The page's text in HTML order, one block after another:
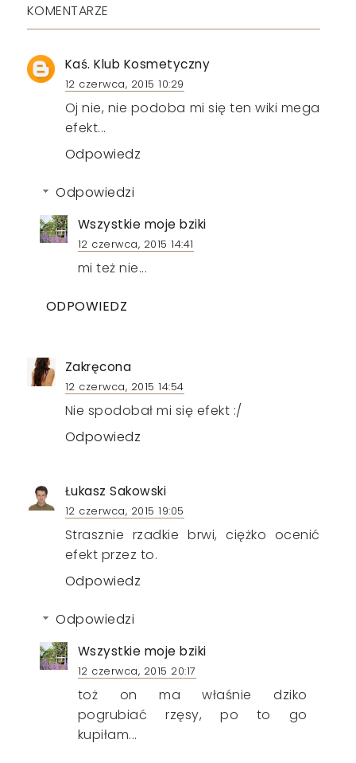
KOMENTARZE
Kaś. Klub Kosmetyczny
12 czerwca, 2015 10:29
Oj nie, nie podoba mi się ten wiki mega
efekt...
Odpowiedz
Odpowiedzi
Wszystkie moje bziki
12 czerwca, 2015 14:41
mi też nie...
ODPOWIEDZ
Zakręcona
12 czerwca, 2015 14:54
Nie spodobał mi się efekt :/
Odpowiedz
Łukasz Sakowski
12 czerwca, 2015 19:05
Strasznie rzadkie brwi, ciężko ocenić
efekt przez to.
Odpowiedz
Odpowiedzi
Wszystkie moje bziki
12 czerwca, 2015 20:17
toż on ma właśnie dziko
pogrubiać rzęsy, po to go
kupiłam...